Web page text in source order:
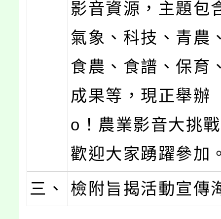
影音資源，主題包
氣象、科技、青農
食農、食譜、保育
成果等，現正舉辦
o！農業影音大挑
歡迎大家踴躍參加
三、
檢附旨揭活動宣傳